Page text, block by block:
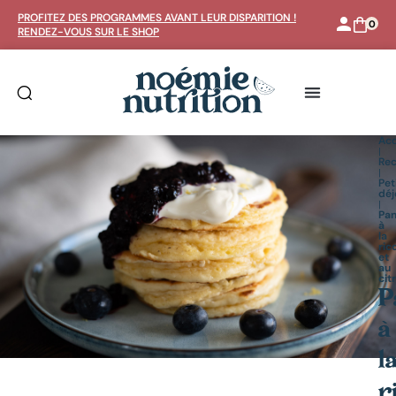
PROFITEZ DES PROGRAMMES AVANT LEUR DISPARITION !
RENDEZ-VOUS SUR LE SHOP
0
Rechercher un article ou une recette :
Rechercher
|
|
|
à
la
et
au
à